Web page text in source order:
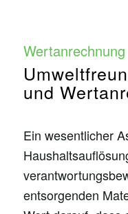
Wertanrechnung
und
Ein wesentlicher
entsorgenden